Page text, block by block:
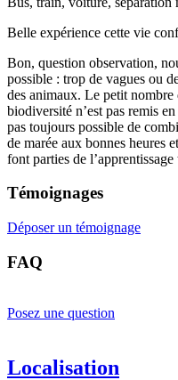
Belle expérience cette vie
Bon, question observation,
possible : trop de vagues ou
des animaux. Le petit nombre
biodiversité n’est pas remis
pas toujours possible de
de marée aux bonnes heures
font parties de
Témoignages
Déposer un témoignage
FAQ
Posez une question
Localisation